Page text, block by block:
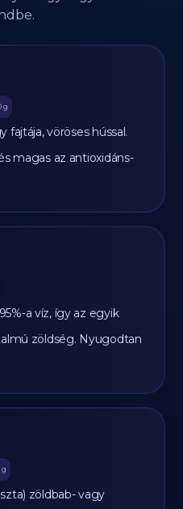
g
fajtája, vöröses hússal.
magas az antioxidáns-
a víz, így az egyik
zöldség. Nyugodtan
g
zöldbab- vagy